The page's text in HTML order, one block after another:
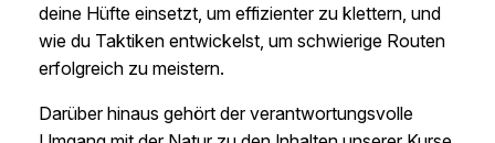
deine Hüfte einsetzt, um effizienter zu klettern, und
wie du Taktiken entwickelst, um schwierige Routen
erfolgreich zu meistern.
Darüber hinaus gehört der verantwortungsvolle